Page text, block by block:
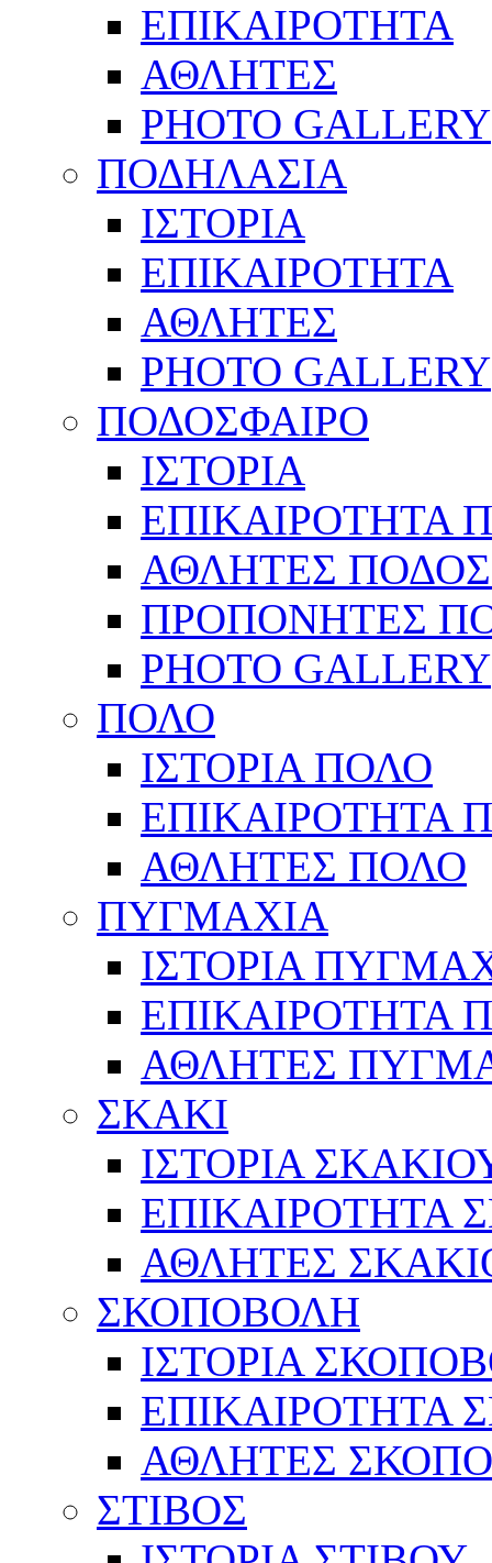
ΕΠΙΚΑΙΡΟΤΗΤΑ
ΑΘΛΗΤΕΣ
PHOTO GALLERY
ΠΟΔΗΛΑΣΙΑ
ΙΣΤΟΡΙΑ
ΕΠΙΚΑΙΡΟΤΗΤΑ
ΑΘΛΗΤΕΣ
PHOTO GALLERY
ΠΟΔΟΣΦΑΙΡΟ
ΙΣΤΟΡΙΑ
ΕΠΙΚΑΙΡΟΤΗΤΑ
ΑΘΛΗΤΕΣ
ΠΡΟΠΟΝΗΤΕΣ
PHOTO GALLERY
ΠΟΛΟ
ΙΣΤΟΡΙΑ ΠΟΛΟ
ΕΠΙΚΑΙΡΟΤΗΤΑ
ΑΘΛΗΤΕΣ ΠΟΛΟ
ΠΥΓΜΑΧΙΑ
ΙΣΤΟΡΙΑ
ΕΠΙΚΑΙΡΟΤΗΤΑ
ΑΘΛΗΤΕΣ
ΣΚΑΚΙ
ΙΣΤΟΡΙΑ
ΕΠΙΚΑΙΡΟΤΗΤΑ
ΑΘΛΗΤΕΣ
ΣΚΟΠΟΒΟΛΗ
ΙΣΤΟΡΙΑ
ΕΠΙΚΑΙΡΟΤΗΤΑ
ΑΘΛΗΤΕΣ
ΣΤΙΒΟΣ